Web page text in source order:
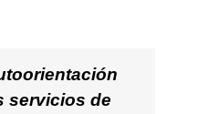
servicios de